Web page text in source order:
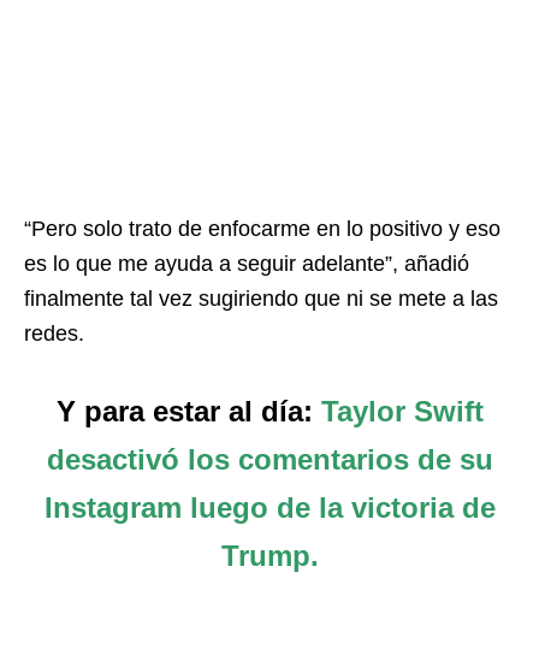
“Pero solo trato de enfocarme en lo positivo y eso
es lo que me ayuda a seguir adelante”, añadió
finalmente tal vez sugiriendo que ni se mete a las
redes.
Y para estar al día: Taylor Swift
desactivó los comentarios de su
Instagram luego de la victoria de
Trump.